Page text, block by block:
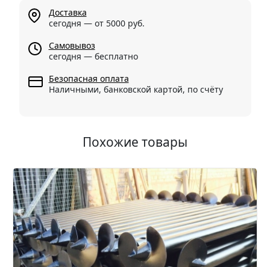
Доставка
сегодня — от 5000 руб.
Самовывоз
сегодня — бесплатно
Безопасная оплата
Наличными, банковской картой, по счёту
Похожие товары